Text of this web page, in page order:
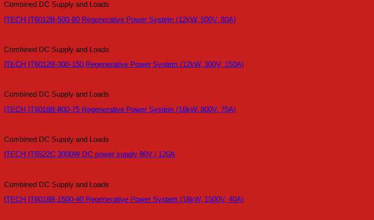
Combined DC Supply and Loads
ITECH IT6012B-500-80 Regenerative Power System (12kW, 500V, 80A)
Combined DC Supply and Loads
ITECH IT6012B-300-150 Regenerative Power System (12kW, 300V, 150A)
Combined DC Supply and Loads
ITECH IT6018B-800-75 Regenerative Power System (18kW, 800V, 75A)
Combined DC Supply and Loads
ITECH IT6522C 3000W DC power supply 80V / 120A
Combined DC Supply and Loads
ITECH IT6018B-1500-40 Regenerative Power System (18kW, 1500V, 40A)